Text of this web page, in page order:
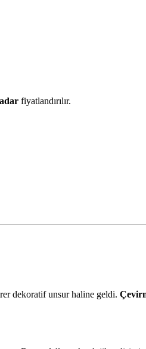
fiyatlandırılır.
dekoratif unsur haline geldi.